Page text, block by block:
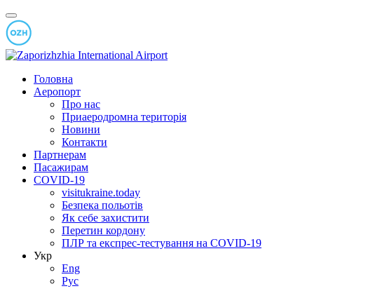
Головна
Аеропорт
Про нас
Приаеродромна територія
Новини
Контакти
Партнерам
Пасажирам
COVID-19
visitukraine.today
Безпека польотів
Як себе захистити
Перетин кордону
ПЛР та експрес-тестування на COVID-19
Укр
Eng
Рус